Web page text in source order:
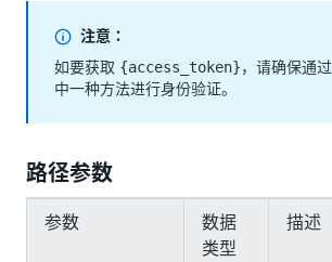
注意：
如要获取 {access_token}，请确保通过
中一种方法进行身份验证。
路径参数
参数
数据
类型
描述